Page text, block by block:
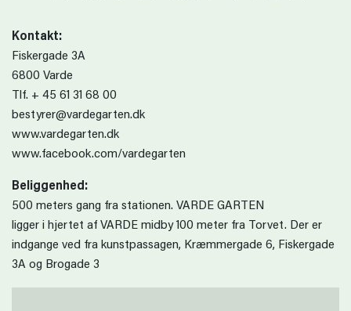
Kontakt:
Fiskergade 3A
6800 Varde
Tlf. + 45 61 31 68 00
bestyrer@vardegarten.dk
www.vardegarten.dk
www.facebook.com/vardegarten
Beliggenhed:
500 meters gang fra stationen. VARDE GARTEN
ligger i hjertet af VARDE midby 100 meter fra Torvet. Der er
indgange ved fra kunstpassagen, Kræmmergade 6, Fiskergade
3A og Brogade 3